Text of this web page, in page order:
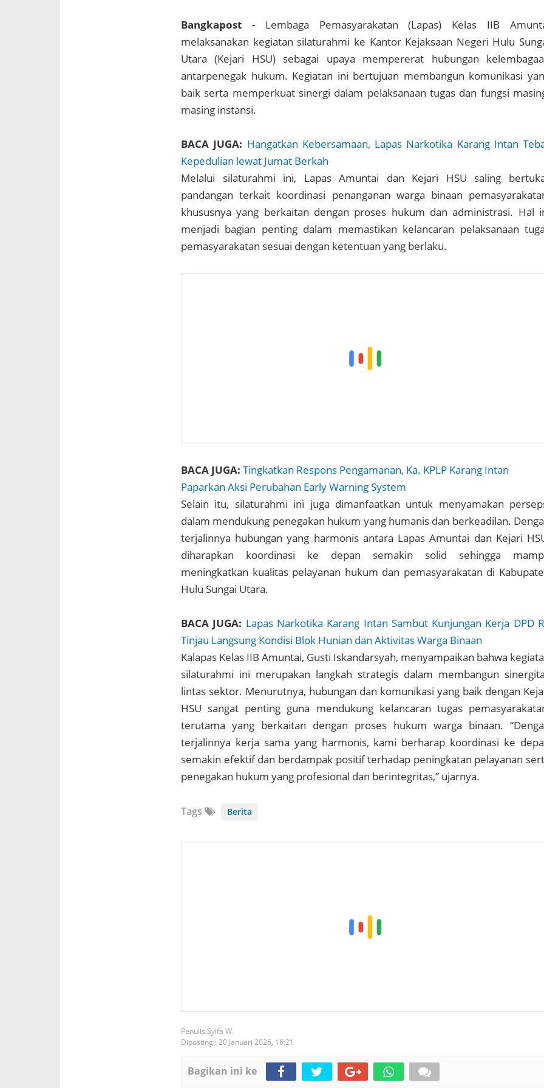
Bangkapost - Lembaga Pemasyarakatan (Lapas) Kelas IIB
melaksanakan kegiatan silaturahmi ke Kantor Kejaksaan Negeri Hulu
Utara (Kejari HSU) sebagai upaya mempererat hubungan
antarpenegak hukum. Kegiatan ini bertujuan membangun komunikasi
baik serta memperkuat sinergi dalam pelaksanaan tugas dan fungsi
masing instansi.
BACA JUGA: Hangatkan Kebersamaan, Lapas Narkotika Karang Intan
Kepedulian lewat Jumat Berkah
Melalui silaturahmi ini, Lapas Amuntai dan Kejari HSU saling
pandangan terkait koordinasi penanganan warga binaan
khususnya yang berkaitan dengan proses hukum dan administrasi. Hal
menjadi bagian penting dalam memastikan kelancaran pelaksanaan
pemasyarakatan sesuai dengan ketentuan yang berlaku.
BACA JUGA: Tingkatkan Respons Pengamanan, Ka. KPLP Karang Intan
Paparkan Aksi Perubahan Early Warning System
Selain itu, silaturahmi ini juga dimanfaatkan untuk menyamakan
dalam mendukung penegakan hukum yang humanis dan berkeadilan.
terjalinnya hubungan yang harmonis antara Lapas Amuntai dan Kejari
diharapkan koordinasi ke depan semakin solid sehingga
meningkatkan kualitas pelayanan hukum dan pemasyarakatan di
Hulu Sungai Utara.
BACA JUGA: Lapas Narkotika Karang Intan Sambut Kunjungan Kerja DPD
Tinjau Langsung Kondisi Blok Hunian dan Aktivitas Warga Binaan
Kalapas Kelas IIB Amuntai, Gusti Iskandarsyah, menyampaikan bahwa
silaturahmi ini merupakan langkah strategis dalam membangun
lintas sektor. Menurutnya, hubungan dan komunikasi yang baik dengan
HSU sangat penting guna mendukung kelancaran tugas
terutama yang berkaitan dengan proses hukum warga binaan.
terjalinnya kerja sama yang harmonis, kami berharap koordinasi ke
semakin efektif dan berdampak positif terhadap peningkatan pelayanan
penegakan hukum yang profesional dan berintegritas,” ujarnya.
Tags Berita
Syifa W.
Diposting : 20 Januari 2026, 16:21
Bagikan ini ke